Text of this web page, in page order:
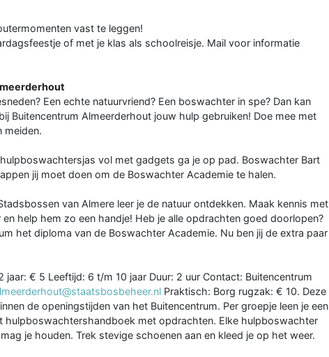
vast te leggen!
of met je klas als schoolreisje. Mail voor informatie
Een echte natuurvriend? Een boswachter in spe? Dan kan
Buitencentrum Almeerderhout jouw hulp gebruiken! Doe mee met
meiden.
vol met gadgets ga je op pad. Boswachter Bart
jij moet doen om de Boswachter Academie te halen.
van Almere leer je de natuur ontdekken. Maak kennis met
help hem zo een handje! Heb je alle opdrachten goed doorlopen?
het diploma van de Boswachter Academie. Nu ben jij de extra paar
€ 5 Leeftijd: 6 t/m 10 jaar Duur: 2 uur Contact: Buitencentrum
Praktisch: Borg rugzak: € 10. Deze
de openingstijden van het Buitencentrum. Per groepje leen je een
hulpboswachtershandboek met opdrachten. Elke hulpboswachter
je houden. Trek stevige schoenen aan en kleed je op het weer.